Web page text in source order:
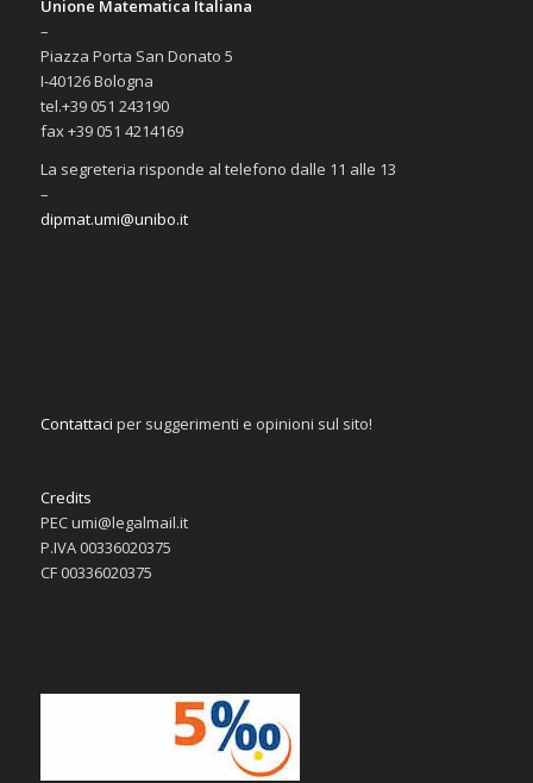
Unione Matematica Italiana
–
Piazza Porta San Donato 5
I-40126 Bologna
tel.+39 051 243190
fax +39 051 4214169
La segreteria risponde al telefono dalle 11 alle 13
–
dipmat.umi@unibo.it
Contattaci per suggerimenti e opinioni sul sito!
Credits
PEC umi@legalmail.it
P.IVA 00336020375
CF 00336020375